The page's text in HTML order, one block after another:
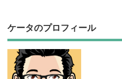
ケータのプロフィール